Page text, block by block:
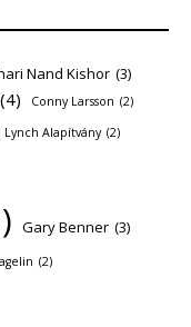
Nand Kishor (3)
(4) Conny Larsson (2)
Lynch Alapítvány (2)
Gary Benner (3)
(2)